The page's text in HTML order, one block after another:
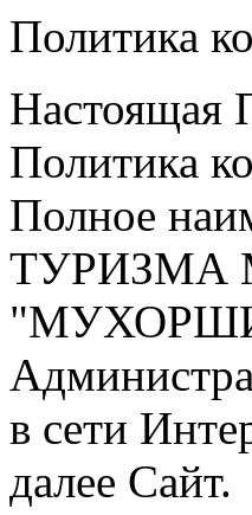
Политика
Настоящая
Политика
Полное
ТУРИЗМА
в сети
далее Сайт.